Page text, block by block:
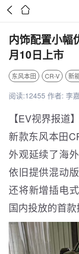
 
内饰配置小幅
月10日上市
东风本田 CR-V 新
阅读:12455 作者: 李
【EV视界报道
新款东风本田
外观延续了海
依旧提供混动
还将新增插电
国内投放的首款